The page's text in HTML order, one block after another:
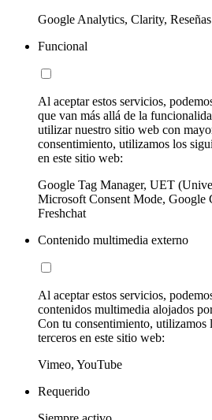
Google Analytics, Clarity,
Funcional
Al aceptar estos servicios,
que van más allá de la
utilizar nuestro sitio web con
consentimiento, utilizamos los
en este sitio web:
Google Tag Manager, UET
Microsoft Consent Mode, Google
Freshchat
Contenido multimedia externo
Al aceptar estos servicios,
contenidos multimedia alojados
Con tu consentimiento, utilizamos
terceros en este sitio web:
Vimeo, YouTube
Requerido